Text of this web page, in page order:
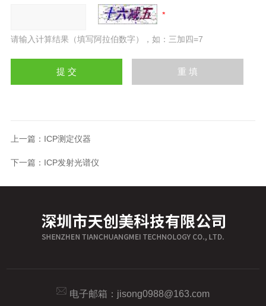
请输入计算结果（填写阿拉伯数字），如：三加四=7
上一篇： ICP测定仪器
下一篇： ICP发射光谱仪
电子邮箱： jisong0988@163.com